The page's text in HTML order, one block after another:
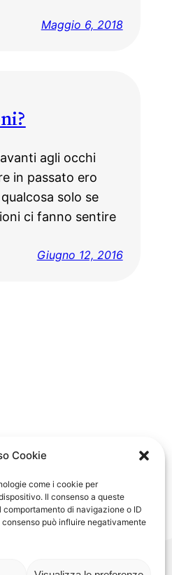
Cookie
come i cookie per
Il consenso a queste
di navigazione o ID
può influire negativamente
Maggio 6, 2018
agli occhi
in passato ero
solo se
ci fanno sentire
Giugno 12, 2016